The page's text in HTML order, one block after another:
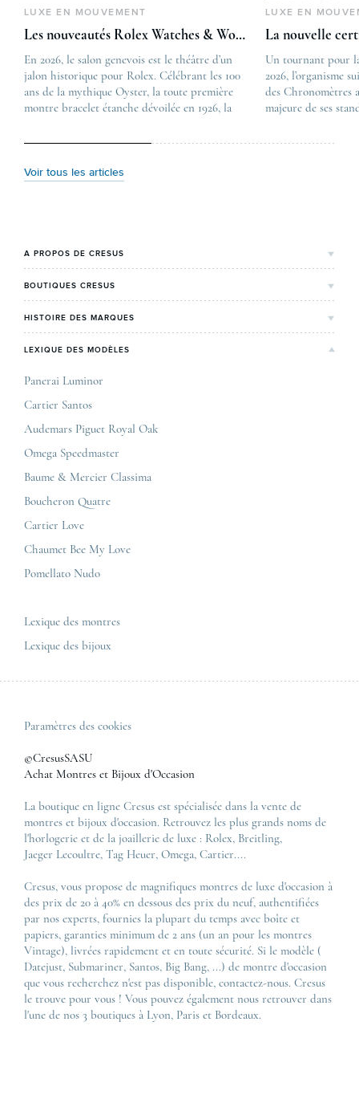
Voir tous les articles
LUXE EN MOUVEMENT
Les nouveautés Rolex Watches & Wonders 2026
En 2026, le salon genevois est le théâtre d’un
jalon historique pour Rolex. Célébrant les 100
ans de la mythique Oyster, la toute première
montre bracelet étanche dévoilée en 1926, la
métallurgique à la réinterprétation esthétique
The post
Les nouveautés
first appeared on
Lovetime
LUXE EN
La nouvelle
Un tournant pour
2026, l’organisme
des Chronomètres
majeure de ses
A PROPOS DE CRESUS
L'Histoire de Cresus
Notre expertise
On parle de nous
Carrières
Conditions générales de vente
Mentions légales
Politique de confidentialité
Plan du site
Nous contacter
BOUTIQUES CRESUS
Lyon
Corner Maty Nantes
Corner Maty Strasbourg
Corner Maty Toulouse
Corner Maty Besançon Kennedy
HISTOIRE DES MARQUES
Rolex
LEXIQUE DES MODÈLES
Panerai Luminor
Cartier Santos
Audemars Piguet Royal Oak
Omega Speedmaster
Baume & Mercier Classima
Boucheron Quatre
Cartier Love
Chaumet Bee My Love
Pomellato Nudo
Lexique des montres
Lexique des bijoux
Paramètres des cookies
©CresusSASU
Achat Montres et Bijoux d'Occasion
La boutique en ligne Cresus est spécialisée dans la vente de
montres et bijoux d'occasion. Retrouvez les plus grands noms de
l'horlogerie et de la joaillerie de luxe : Rolex, Breitling,
Jaeger Lecoultre, Tag Heuer, Omega, Cartier....
Cresus, vous propose de magnifiques montres de luxe d'occasion à
des prix de 20 à 40% en dessous des prix du neuf, authentifiées
par nos experts, fournies la plupart du temps avec boîte et
papiers, garanties minimum de 2 ans (un an pour les montres
Vintage), livrées rapidement et en toute sécurité. Si le modèle (
Datejust, Submariner, Santos, Big Bang, ...) de montre d'occasion
que vous recherchez n'est pas disponible, contactez-nous. Cresus
le trouve pour vous ! Vous pouvez également nous retrouver dans
l'une de nos 3 boutiques à Lyon, Paris et Bordeaux.